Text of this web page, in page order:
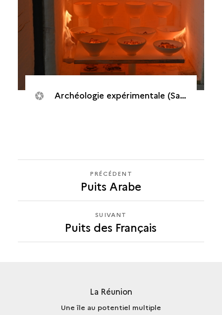
Archéologie expérimentale (Saint-Philippe, Puits des Anglais, 2020)
PRÉCÉDENT
PUITS
PRÉCÉDENT
Puits Arabe
SUIVANT
PUITS
SUIVANT
Puits des Français
La Réunion
Une île au potentiel multiple